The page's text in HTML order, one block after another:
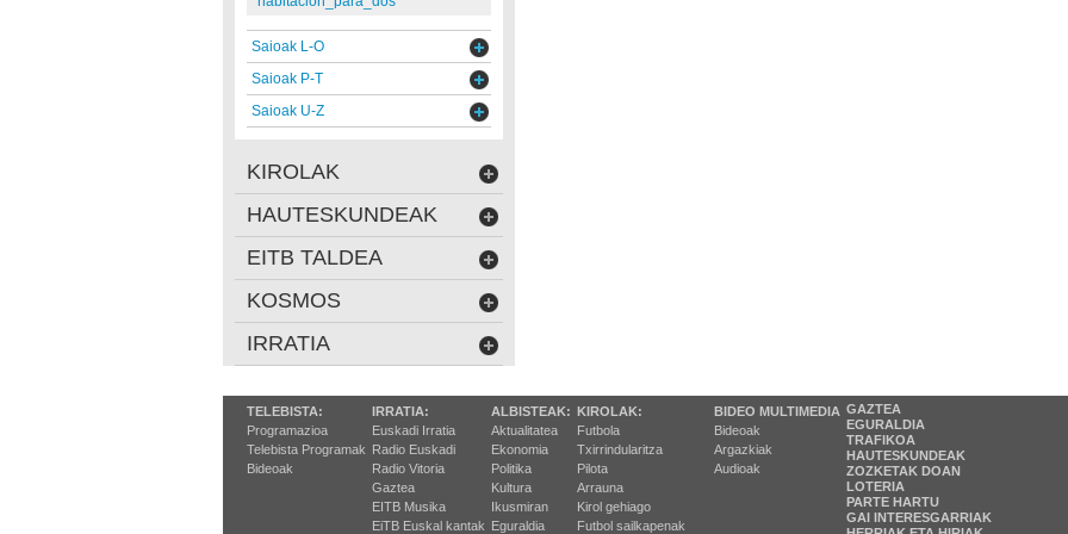
Saioak L-O
Saioak P-T
Saioak U-Z
KIROLAK
HAUTESKUNDEAK
EITB TALDEA
KOSMOS
IRRATIA
TELEBISTA:
Programazioa
Telebista Programak
Bideoak
IRRATIA:
Euskadi Irratia
Radio Euskadi
Radio Vitoria
Gaztea
EITB Musika
EiTB Euskal kantak
ALBISTEAK:
Aktualitatea
Ekonomia
Politika
Kultura
Ikusmiran
Eguraldia
KIROLAK:
Futbola
Txirrindularitza
Pilota
Arrauna
Kirol gehiago
Futbol sailkapenak
BIDEO MULTIMEDIA
Bideoak
Argazkiak
Audioak
GAZTEA
EGURALDIA
TRAFIKOA
HAUTESKUNDEAK
ZOZKETAK DOAN
LOTERIA
PARTE HARTU
GAI INTERESGARRIAK